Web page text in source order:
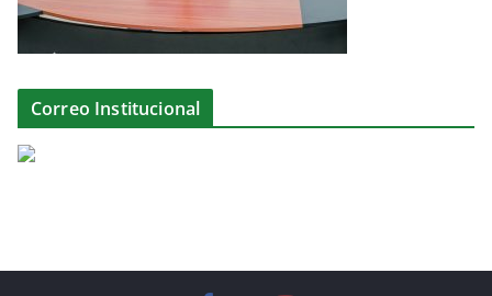
Correo Institucional